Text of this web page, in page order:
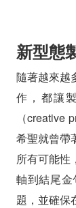
新型態
隨著越來越
作，都讓
（creative
希聖就曾帶
所有可能性
軸到結尾
題，並確保